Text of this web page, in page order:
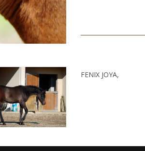
FENIX JOYA,